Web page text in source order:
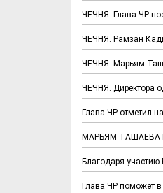
ЧЕЧНЯ. Глава ЧР
ЧЕЧНЯ. Рамзан
ЧЕЧНЯ. Марьям
ЧЕЧНЯ. Директора
Глава ЧР отметил
МАРЬЯМ ТАШАЕВА
Благодаря
Глава ЧР поможет
Х.
для
из